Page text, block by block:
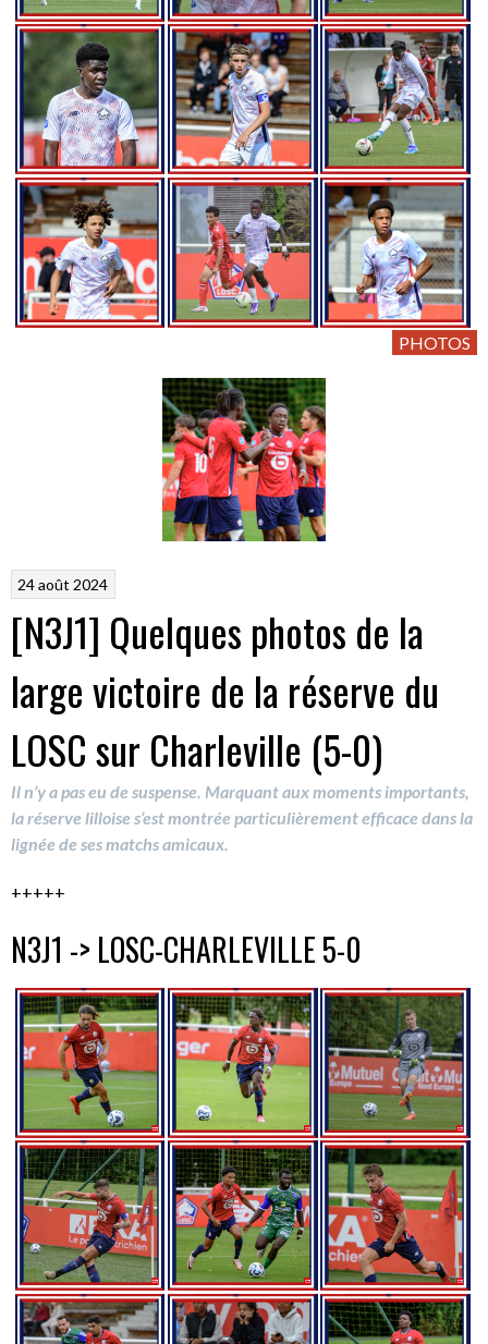
PHOTOS
24 août 2024
[N3J1] Quelques photos de la
large victoire de la réserve du
LOSC sur Charleville (5-0)
Il n’y a pas eu de suspense. Marquant aux moments importants,
la réserve lilloise s’est montrée particulièrement efficace dans la
lignée de ses matchs amicaux.
+++++
N3J1 -> LOSC-CHARLEVILLE 5-0